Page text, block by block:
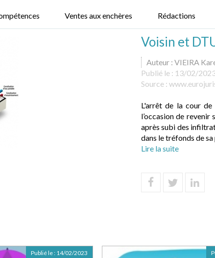
Ventes aux enchères Rédactions
Voisin et
Auteur : VIEIRA
Publié le : 13/02/
Source :
L'arrêt de la cour de
l’occasion de revenir
après subi des
dans le tréfonds de
Lire la suite
Publié le : 14/02/2023